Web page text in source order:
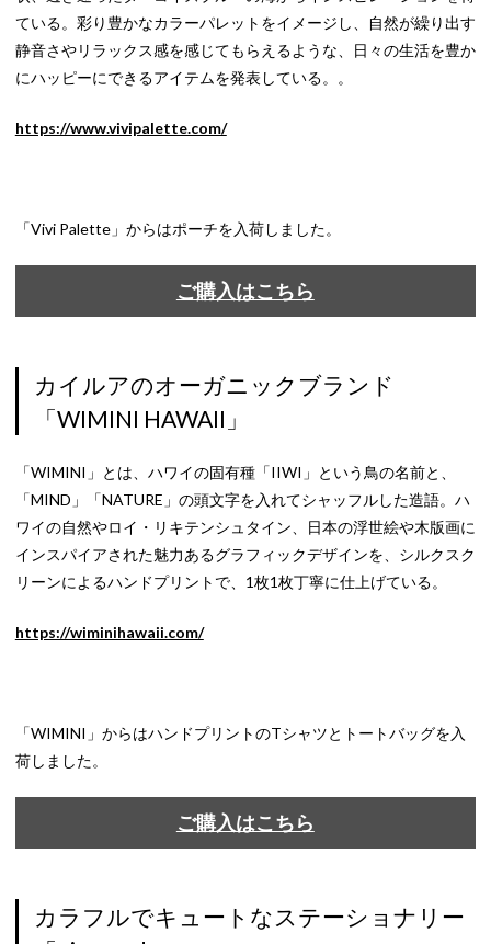
ている。彩り豊かなカラーパレットをイメージし、自然が繰り出す
静音さやリラックス感を感じてもらえるような、日々の生活を豊か
にハッピーにできるアイテムを発表している。。
https://www.vivipalette.com/
「Vivi Palette」からはポーチを入荷しました。
ご購入はこちら
カイルアのオーガニックブランド
「WIMINI HAWAII」
「WIMINI」とは、ハワイの固有種「IIWI」という鳥の名前と、
「MIND」「NATURE」の頭文字を入れてシャッフルした造語。ハ
ワイの自然やロイ・リキテンシュタイン、日本の浮世絵や木版画に
インスパイアされた魅力あるグラフィックデザインを、シルクスク
リーンによるハンドプリントで、1枚1枚丁寧に仕上げている。
https://wiminihawaii.com/
「WIMINI」からはハンドプリントのTシャツとトートバッグを入
荷しました。
ご購入はこちら
カラフルでキュートなステーショナリー